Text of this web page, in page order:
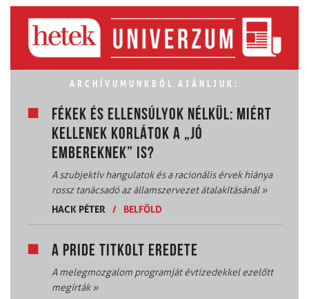
ARCHÍVUMUNKBÓL AJÁNLJUK:
FÉKEK ÉS ELLENSÚLYOK NÉLKÜL: MIÉRT
KELLENEK KORLÁTOK A „JÓ
EMBEREKNEK” IS?
A szubjektív hangulatok és a racionális érvek hiánya
rossz tanácsadó az államszervezet átalakításánál»
HACK PÉTER
/ BELFÖLD
A PRIDE TITKOLT EREDETE
A melegmozgalom programját évtizedekkel ezelőtt
megírták»